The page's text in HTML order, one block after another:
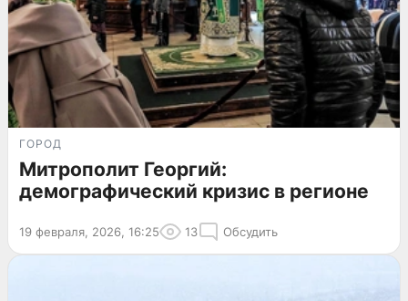
ГОРОД
Митрополит Георгий:
демографический кризис в регионе
19 февраля, 2026, 16:25 13 Обсудить